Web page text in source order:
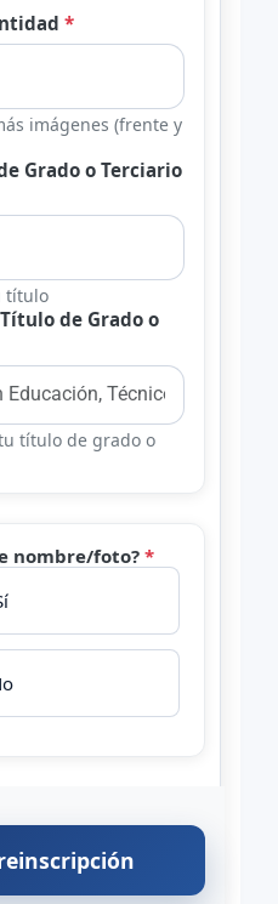
*
imágenes (frente y
Grado o Terciario
título
de Grado o
título de grado o
nombre/foto?*